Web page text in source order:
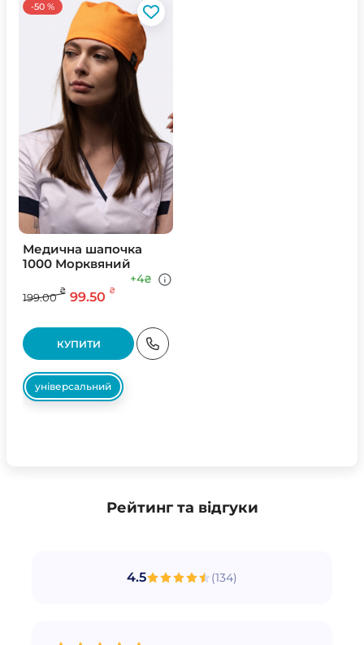
-50 %
Медична шапочка
1000 Морквяний
199.00
₴ 99.50 ₴
+4₴
КУПИТИ
універсальний
Рейтинг та відгуки
4.5 (134)